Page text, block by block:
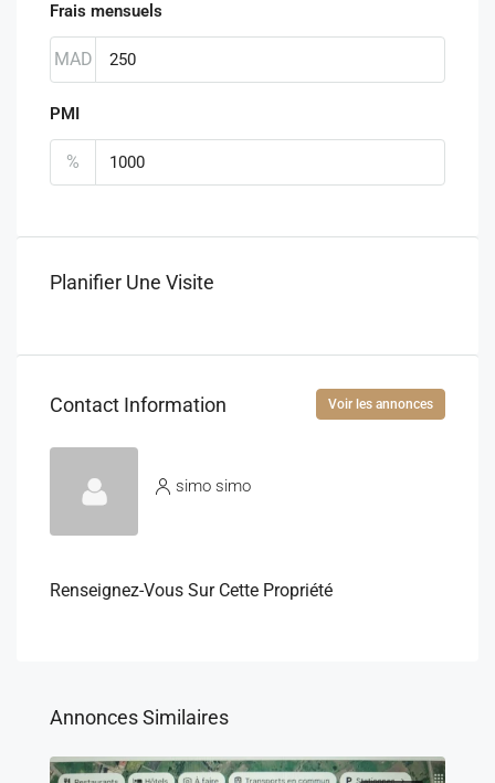
Frais mensuels
MAD
PMI
%
Planifier Une Visite
Contact Information Voir les annonces
simo simo
Renseignez-Vous Sur Cette Propriété
Annonces Similaires